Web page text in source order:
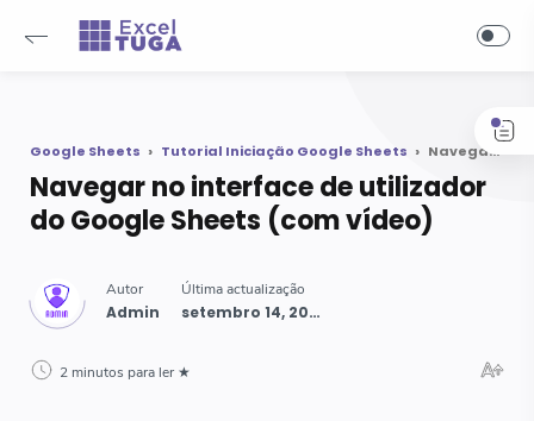
Google Sheets Tutorial Iniciação Google Sheets Navegar no interface de utilizador do Google Sheets (com vídeo)
Navegar no interface de utilizador
do Google Sheets (com vídeo)
2 minutos para ler